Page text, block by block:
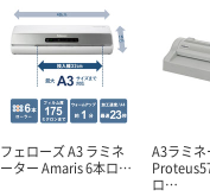
フェローズ A3 ラミネ
ーター Amaris 6本ロ…
A3ラミ
ロ…